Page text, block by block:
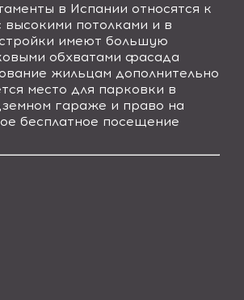
в Испании относятся к
высокими потолками и в
имеют большую
обхватами фасада
жильцам дополнительно
место для парковки в
гараже и право на
бесплатное посещение